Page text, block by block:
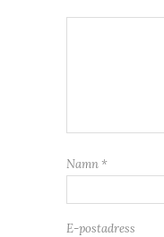
Namn *
E-postadress